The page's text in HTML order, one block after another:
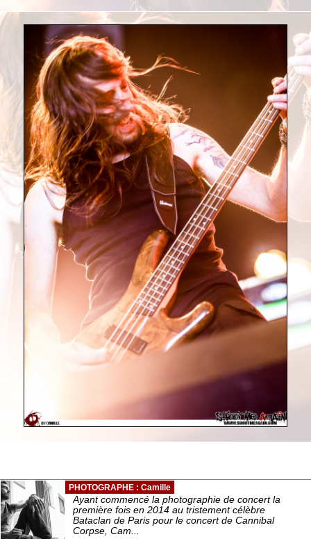
PHOTOGRAPHE : Camille
Ayant commencé la photographie de concert la
première fois en 2014 au tristement célèbre
Bataclan de Paris pour le concert de Cannibal
Corpse, Cam...